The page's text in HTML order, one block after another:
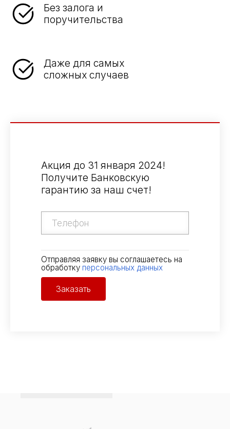
Без залога и
поручительства
Даже для самых
сложных случаев
Акция до 31 января 2024!
Получите Банковскую
гарантию за наш счет!
Отправляя заявку вы соглашаетесь на
обработку персональных данных
Заказать